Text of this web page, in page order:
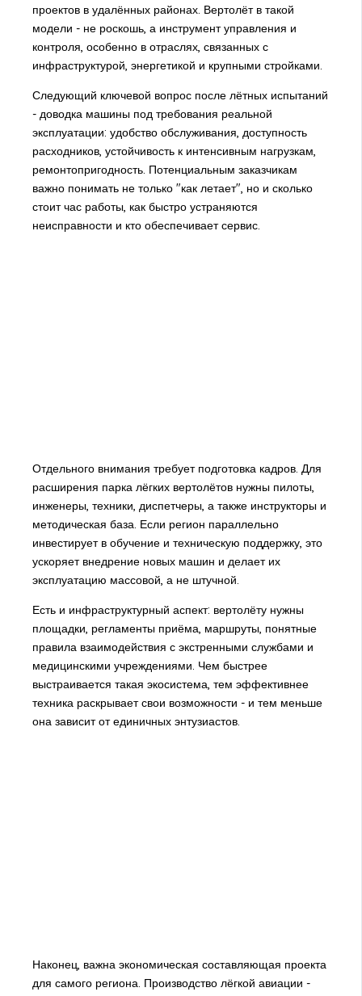
проектов в удалённых районах. Вертолёт в такой
модели - не роскошь, а инструмент управления и
контроля, особенно в отраслях, связанных с
инфраструктурой, энергетикой и крупными стройками.
Следующий ключевой вопрос после лётных испытаний
- доводка машины под требования реальной
эксплуатации: удобство обслуживания, доступность
расходников, устойчивость к интенсивным нагрузкам,
ремонтопригодность. Потенциальным заказчикам
важно понимать не только "как летает", но и сколько
стоит час работы, как быстро устраняются
неисправности и кто обеспечивает сервис.
Отдельного внимания требует подготовка кадров. Для
расширения парка лёгких вертолётов нужны пилоты,
инженеры, техники, диспетчеры, а также инструкторы и
методическая база. Если регион параллельно
инвестирует в обучение и техническую поддержку, это
ускоряет внедрение новых машин и делает их
эксплуатацию массовой, а не штучной.
Есть и инфраструктурный аспект: вертолёту нужны
площадки, регламенты приёма, маршруты, понятные
правила взаимодействия с экстренными службами и
медицинскими учреждениями. Чем быстрее
выстраивается такая экосистема, тем эффективнее
техника раскрывает свои возможности - и тем меньше
она зависит от единичных энтузиастов.
Наконец, важна экономическая составляющая проекта
для самого региона. Производство лёгкой авиации -